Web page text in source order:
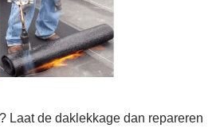
Laat de daklekkage dan repareren